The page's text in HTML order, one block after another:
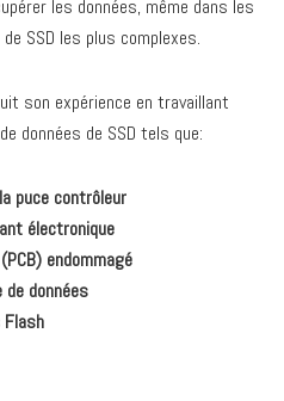
les données, même dans les
SSD les plus complexes.
son expérience en travaillant
données de SSD tels que:
puce contrôleur
électronique
endommagé
données
Flash